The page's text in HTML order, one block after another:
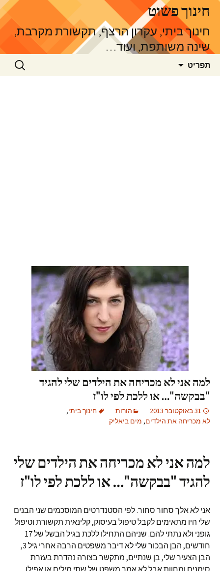
לדלג
לתוכןחינוך פשוט
חינוך ביתי, עקרון הרצף, תקשורת מקרבת,
שינה משותפת, ועוד…
תפריט חיפוש:
למה אני לא מכריחה את הילדים שלי להגיד
"בבקשה"… או ללכת לפי לו"ז
31 באוקטובר 2013 הורות חינוך ביתי,
לא מכריחה את הילדים, מים ביאליק
למה אני לא מכריחה את הילדים שלי
להגיד "בבקשה"… או ללכת לפי לו"ז
אני לא אלך סחור סחור. לפי הסטנדרטים המוסכמים שני הבנים
שלי היו מתאימים לקבל טיפול בעיסוק, קלינאית תקשורת וטיפול
גופני ולא נתתי להם. שניהם התחילו ללכת בגיל הבשל של 17
חודשים, הבן הבכור שלי לא דיבר משפטים הרבה אחרי גיל 3,
הבן הצעיר שלי, בן שנתיים, מתקשר בצורה נהדרת בעזרת
סימנים ומחוות אבל לא אמר משפט של שתי מילים או אפילו